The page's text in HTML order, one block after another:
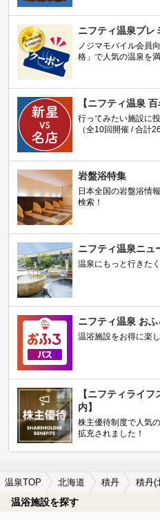
ニフティ温泉プレ
ノジマモバイル会員
格」で人気の温泉を
【ニフティ温泉 百
行ってみたい施設に
（全10回開催 / 合計
岩盤浴特集
日本全国の岩盤浴情
検索！
ニフティ温泉ニュ
温泉にもっと行きた
ニフティ温泉 おふ
温浴施設をお得に楽
【ニフティライ
内】
株主優待制度で人気
拡充されました！
温泉TOP 北海道 積丹
温浴施設を探す